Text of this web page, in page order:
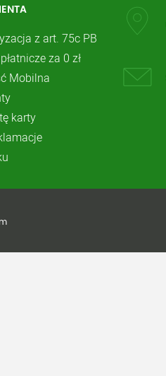
z art. 75c PB
za 0 zł
Mobilna
karty